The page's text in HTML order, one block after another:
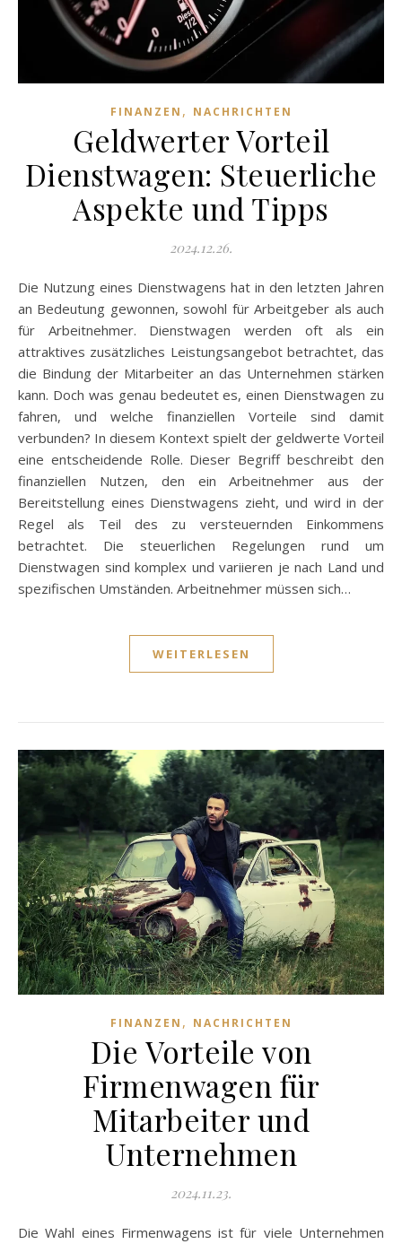
FINANZEN , NACHRICHTEN
Geldwerter Vorteil
Dienstwagen: Steuerliche
Aspekte und Tipps
2024.12.26.
Die Nutzung eines Dienstwagens hat in den letzten Jahren
an Bedeutung gewonnen, sowohl für Arbeitgeber als auch
für Arbeitnehmer. Dienstwagen werden oft als ein
attraktives zusätzliches Leistungsangebot betrachtet, das
die Bindung der Mitarbeiter an das Unternehmen stärken
kann. Doch was genau bedeutet es, einen Dienstwagen zu
fahren, und welche finanziellen Vorteile sind damit
verbunden? In diesem Kontext spielt der geldwerte Vorteil
eine entscheidende Rolle. Dieser Begriff beschreibt den
finanziellen Nutzen, den ein Arbeitnehmer aus der
Bereitstellung eines Dienstwagens zieht, und wird in der
Regel als Teil des zu versteuernden Einkommens
betrachtet. Die steuerlichen Regelungen rund um
Dienstwagen sind komplex und variieren je nach Land und
spezifischen Umständen. Arbeitnehmer müssen sich…
WEITERLESEN
FINANZEN , NACHRICHTEN
Die Vorteile von
Firmenwagen für
Mitarbeiter und
Unternehmen
2024.11.23.
Die Wahl eines Firmenwagens ist für viele Unternehmen